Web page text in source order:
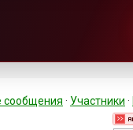
сообщения · Участники ·